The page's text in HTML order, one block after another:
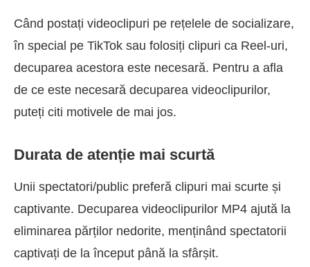
Când postați videoclipuri pe rețelele de socializare,
în special pe TikTok sau folosiți clipuri ca Reel-uri,
decuparea acestora este necesară. Pentru a afla
de ce este necesară decuparea videoclipurilor,
puteți citi motivele de mai jos.
Durata de atenție mai scurtă
Unii spectatori/public preferă clipuri mai scurte și
captivante. Decuparea videoclipurilor MP4 ajută la
eliminarea părților nedorite, menținând spectatorii
captivați de la început până la sfârșit.